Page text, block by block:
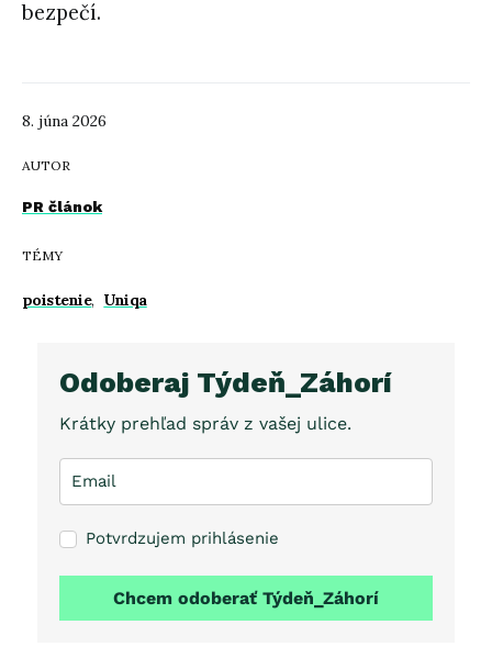
8. júna 2026
AUTOR
PR článok
TÉMY
poistenie, Uniqa
bezpečí.
Odoberaj Týdeň_Záhorí
Krátky prehľad správ z vašej ulice.
Potvrdzujem prihlásenie
Chcem odoberať Týdeň_Záhorí